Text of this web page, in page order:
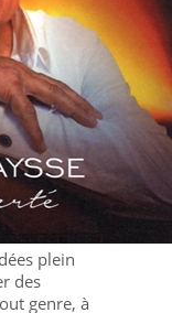
plein
des
genre, à